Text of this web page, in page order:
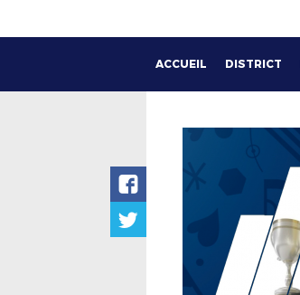
ACCUEIL DISTRICT